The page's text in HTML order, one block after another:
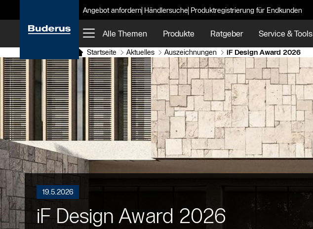
Angebot anfordern Händlersuche Produktregistrierung für Endkunden
Alle Themen Produkte Ratgeber Service & Tools
Startseite Aktuelles Auszeichnungen iF Design Award 2026
19.5.2026
iF Design Award 2026